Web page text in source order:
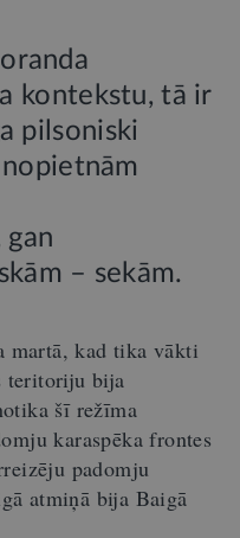
kontekstu, tā ir
pilsoniski
– sekām.
martā, kad tika vākti
teritoriju bija
šī režīma
karaspēka frontes
padomju
atmiņā bija Baigā